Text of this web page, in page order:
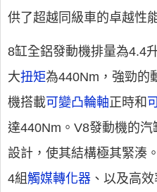
供了超越同級車的卓越性
8缸全鋁發動機排量為4.4
大扭矩為440Nm，強勁的
機搭載可變凸輪軸正時和
達440Nm。V8發動機的
設計，使其結構極其緊湊
4組觸媒轉化器 、以及高